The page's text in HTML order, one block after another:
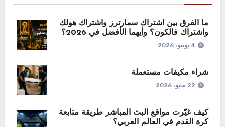
ما الفرق بين اشتراك سمارترز واشتراك هولك
واشتراك فالكون؟ وأيهما الأفضل في 2026؟
4 يونيو، 2026
شراء مكيفات مستعملة
22 مايو، 2026
كيف غيّرت مواقع البث المباشر طريقة متابعة
كرة القدم في العالم العربي؟